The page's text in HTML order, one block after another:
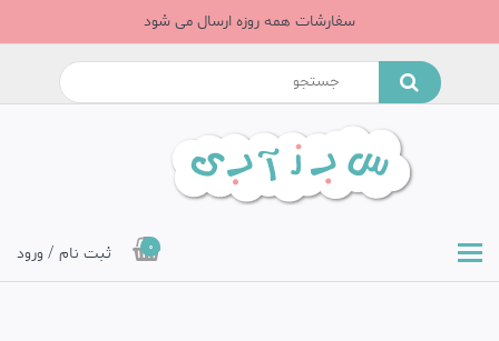
سفارشات همه روزه ارسال می شود
0 ثبت نام / ورود